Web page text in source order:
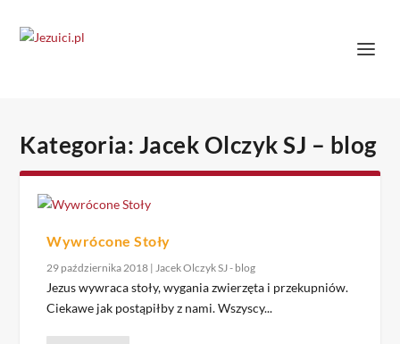
Kategoria: Jacek Olczyk SJ – blog
Wywrócone Stoły
29 października 2018 |Jacek Olczyk SJ - blog
Jezus wywraca stoły, wygania zwierzęta i przekupniów.
Ciekawe jak postąpiłby z nami. Wszyscy...